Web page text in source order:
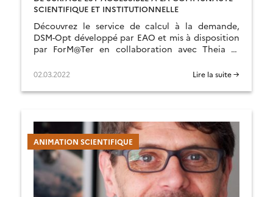
SCIENTIFIQUE ET INSTITUTIONNELLE
Découvrez le service de calcul à la demande,
DSM-Opt développé par EAO et mis à disposition
par ForM@Ter en collaboration avec Theia et
02.03.2022 Lire la suite →
ANIMATION SCIENTIFIQUE